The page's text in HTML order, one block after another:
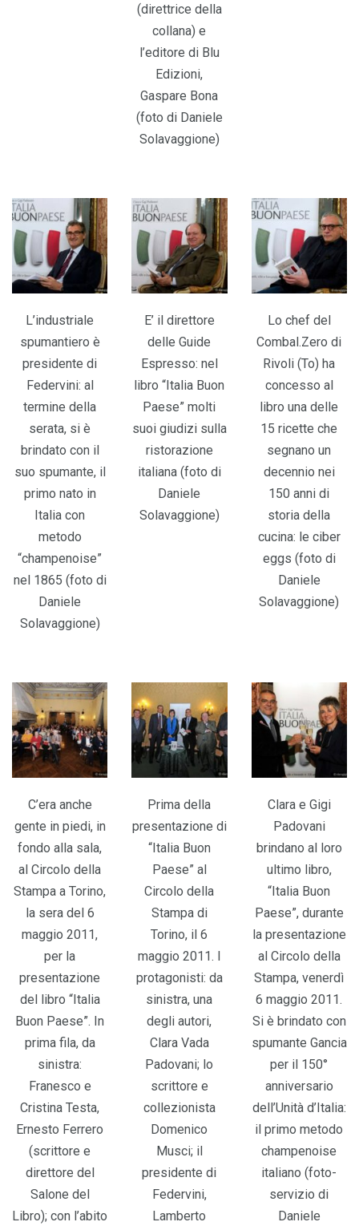
(direttrice della
collana) e
l’editore di Blu
Edizioni,
Gaspare Bona
(foto di Daniele
Solavaggione)
L’industriale
spumantiero è
presidente di
Federvini: al
termine della
serata, si è
brindato con il
suo spumante, il
primo nato in
Italia con
metodo
“champenoise”
nel 1865 (foto di
Daniele
Solavaggione)
E’ il direttore
delle Guide
Espresso: nel
libro “Italia Buon
Paese” molti
suoi giudizi sulla
ristorazione
italiana (foto di
Daniele
Solavaggione)
Lo chef del
Combal.Zero di
Rivoli (To) ha
concesso al
libro una delle
15 ricette che
segnano un
decennio nei
150 anni di
storia della
cucina: le ciber
eggs (foto di
Daniele
Solavaggione)
C’era anche
gente in piedi, in
fondo alla sala,
al Circolo della
Stampa a Torino,
la sera del 6
maggio 2011,
per la
presentazione
del libro “Italia
Buon Paese”. In
prima fila, da
sinistra:
Franesco e
Cristina Testa,
Ernesto Ferrero
(scrittore e
direttore del
Salone del
Libro); con l’abito
Prima della
presentazione di
“Italia Buon
Paese” al
Circolo della
Stampa di
Torino, il 6
maggio 2011. I
protagonisti: da
sinistra, una
degli autori,
Clara Vada
Padovani; lo
scrittore e
collezionista
Domenico
Musci; il
presidente di
Federvini,
Lamberto
Clara e Gigi
Padovani
brindano al loro
ultimo libro,
“Italia Buon
Paese”, durante
la presentazione
al Circolo della
Stampa, venerdì
6 maggio 2011.
Si è brindato con
spumante Gancia
per il 150°
anniversario
dell’Unità d’Italia:
il primo metodo
champenoise
italiano (foto-
servizio di
Daniele